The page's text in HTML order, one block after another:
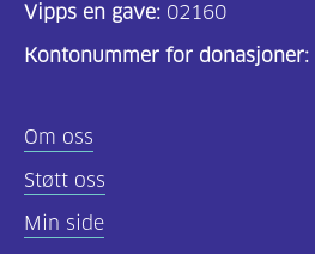
helsepersonell
(157)
innhold
(59)
Diabetes
Vipps en gave: 02160
Kontonummer for donasjoner:
Om oss
Støtt oss
Min side